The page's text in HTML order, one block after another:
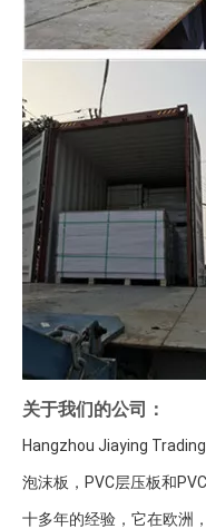
关于我们的公司：
Hangzhou Jiaying
泡沫板，PVC层压板和
十多年的经验，它在欧洲